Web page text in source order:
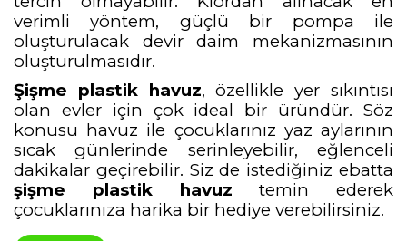
verimli yöntem, güçlü bir pompa ile
oluşturulacak devir daim mekanizmasının
oluşturulmasıdır.
Şişme plastik havuz, özellikle yer sıkıntısı
olan evler için çok ideal bir üründür. Söz
konusu havuz ile çocuklarınız yaz aylarının
sıcak günlerinde serinleyebilir, eğlenceli
dakikalar geçirebilir. Siz de istediğiniz ebatta
şişme plastik havuz temin ederek
çocuklarınıza harika bir hediye verebilirsiniz.